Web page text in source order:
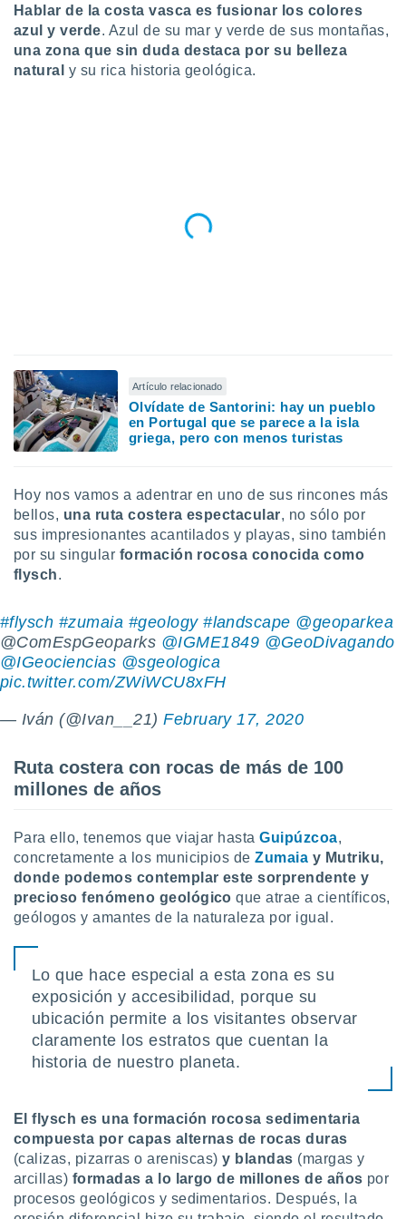
más
nuestra
aceptar
de
sitio
En
sean
el sitio
se
ni para
o
aunque
no
acceder a
a
similares
como
este sitio
IP
traten tus
en
interés
a lo que
Para
su
Hablar de la costa vasca es fusionar los colores
azul y verde. Azul de su mar y verde de sus montañas,
una zona que sin duda destaca por su belleza
natural y su rica historia geológica.
Artículo relacionado
Olvídate de Santorini: hay un pueblo
en Portugal que se parece a la isla
griega, pero con menos turistas
Hoy nos vamos a adentrar en uno de sus rincones más
bellos, una ruta costera espectacular, no sólo por
sus impresionantes acantilados y playas, sino también
por su singular formación rocosa conocida como
flysch.
#flysch #zumaia #geology #landscape @geoparkea
@ComEspGeoparks @IGME1849 @GeoDivagando
@IGeociencias @sgeologica
pic.twitter.com/ZWiWCU8xFH
— Iván (@Ivan__21)February 17, 2020
Ruta costera con rocas de más de 100
millones de años
Para ello, tenemos que viajar hastaGuipúzcoa,
concretamente a los municipios de Zumaia y Mutriku,
donde podemos contemplar este sorprendente y
precioso fenómeno geológico que atrae a científicos,
geólogos y amantes de la naturaleza por igual.
Lo que hace especial a esta zona es su
exposición y accesibilidad, porque su
ubicación permite a los visitantes observar
claramente los estratos que cuentan la
historia de nuestro planeta.
El
flysch es una formación rocosa sedimentaria
compuesta por capas alternas de rocas duras
(calizas, pizarras o areniscas)y blandas (margas y
arcillas) formadas a lo largo de millones de años por
procesos geológicos y sedimentarios. Después, la